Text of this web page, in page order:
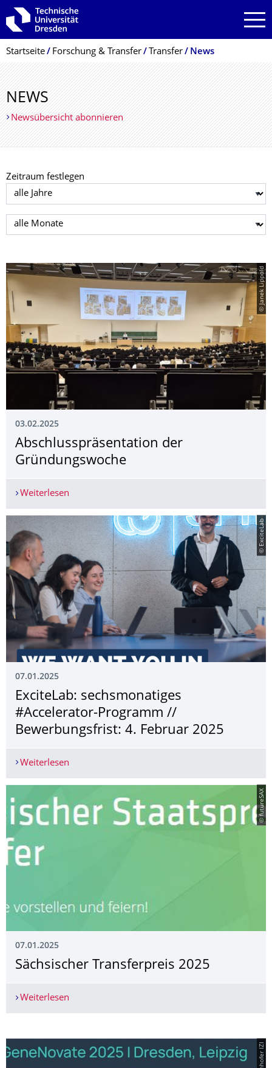
Zur Hauptnavigation springen
Zur Suche springen
Zum Inhalt springen
Breadcrumb-Menü
Startseite Forschung & Transfer Transfer News
NEWS
Newsübersicht abonnieren
Zeitraum festlegen
Jahr auswählen
Monat auswählen
© Janek Lippold
03.02.2025
Abschlusspräsenta­tion der
Gründungswoche
Weiterlesen
© ExciteLab
07.01.2025
ExciteLab: sechsmonatiges
#Accelerator-Programm //
Bewerbungsfrist: 4. Februar 2025
Weiterlesen
© futureSAX
07.01.2025
Sächsischer Transferpreis 2025
Weiterlesen